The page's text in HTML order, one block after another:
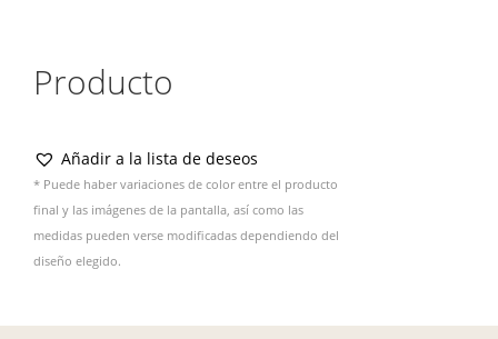
Producto
Añadir a la lista de deseos
* Puede haber variaciones de color entre el producto
final y las imágenes de la pantalla, así como las
medidas pueden verse modificadas dependiendo del
diseño elegido.